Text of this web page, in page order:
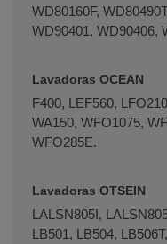
WD80160F,
WD90401, WD90406,
Lavadoras OCEAN
F400, LEF560,
WA150, WFO1075,
WFO285E.
Lavadoras OTSEIN
LALSN805I,
LB501, LB504,